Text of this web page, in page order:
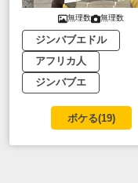
無理数 無理数
ジンバブエドル
アフリカ人
ジンバブエ
ボケる(19)